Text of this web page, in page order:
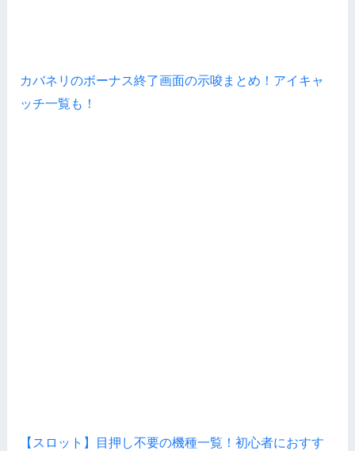
カバネリのボーナス終了画面の示唆まとめ！アイキャ
ッチ一覧も！
【スロット】目押し不要の機種一覧！初心者におすす